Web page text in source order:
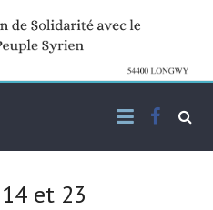
solidarité
syrien
et 23